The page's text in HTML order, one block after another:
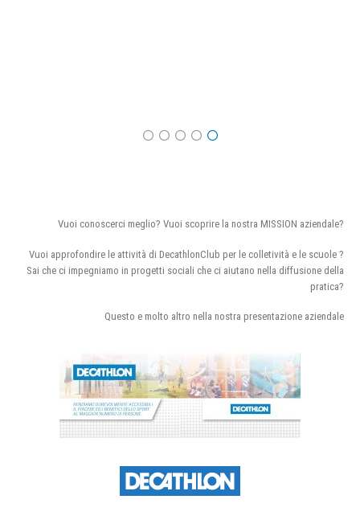
Vuoi conoscerci meglio? Vuoi scoprire la nostra MISSION aziendale?
Vuoi approfondire le attività di DecathlonClub per le colletività e le scuole ?
Sai che ci impegniamo in progetti sociali che ci aiutano nella diffusione della
pratica?
Questo e molto altro nella nostra presentazione aziendale